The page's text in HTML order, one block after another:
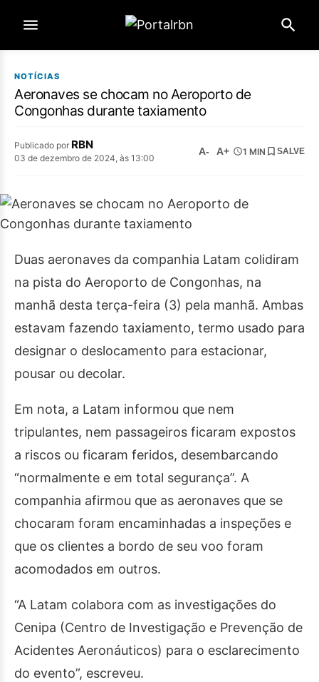
NOTÍCIAS
Aeronaves se chocam no Aeroporto de
Congonhas durante taxiamento
Publicado por RBN
03 de dezembro de 2024, às 13:00
A- A+ 1 MIN SALVE
Duas aeronaves da companhia Latam colidiram
na pista do Aeroporto de Congonhas, na
manhã desta terça-feira (3) pela manhã. Ambas
estavam fazendo taxiamento, termo usado para
designar o deslocamento para estacionar,
pousar ou decolar.
Em nota, a Latam informou que nem
tripulantes, nem passageiros ficaram expostos
a riscos ou ficaram feridos, desembarcando
“normalmente e em total segurança”. A
companhia afirmou que as aeronaves que se
chocaram foram encaminhadas a inspeções e
que os clientes a bordo de seu voo foram
acomodados em outros.
“A Latam colabora com as investigações do
Cenipa (Centro de Investigação e Prevenção de
Acidentes Aeronáuticos) para o esclarecimento
do evento”, escreveu.